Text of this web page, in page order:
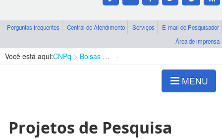
Perguntas frequentes Central de Atendimento Serviços
E-mail do Pesquisador
Área de imprensa
Você está aqui:CNPq Bolsas e Auxílios Vigentes
MENU
Projetos de Pesquisa